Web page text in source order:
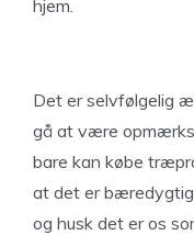
hjem.
Det er selvfølgelig
gå at være
bare kan købe
at det er
og husk det er os